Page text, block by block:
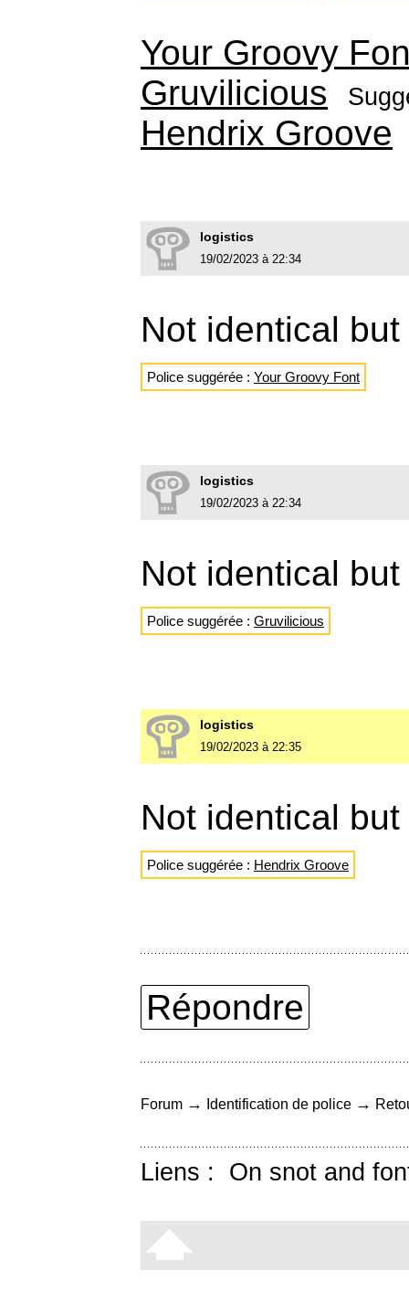
Your Groovy
Gruvilicious
Hendrix Groove
logistics
19/02/2023 à 22:34
Not identical
Police suggérée : Your Groovy Font
logistics
19/02/2023 à 22:34
Not identical
Police suggérée : Gruvilicious
logistics
19/02/2023 à 22:35
Not identical
Police suggérée : Hendrix Groove
Répondre
Forum → Identification de police →
Liens : On snot and